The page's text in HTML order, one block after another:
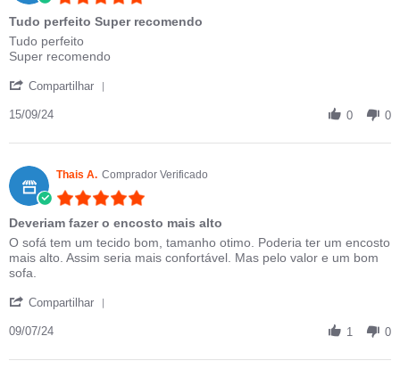
Tudo perfeito Super recomendo
Review by Erika B. on 15 Sep 2024
review stating Tudo perfeito Super recomendo
Tudo perfeito
Super recomendo
Compartilhar
15/09/24 0 0
Thais A. Comprador Verificado
Deveriam fazer o encosto mais alto
Review by Thais A. on 9 Jul 2024
review stating Deveriam fazer o encosto mais alto
O sofá tem um tecido bom, tamanho otimo. Poderia ter um encosto
mais alto. Assim seria mais confortável. Mas pelo valor e um bom
sofa.
Compartilhar
09/07/24 1 0